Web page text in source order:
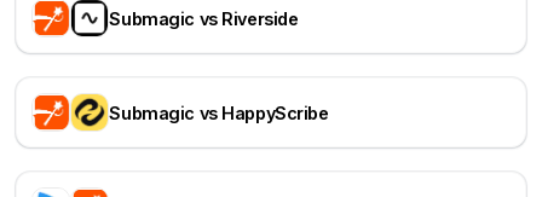
Submagic vs Riverside
Submagic vs HappyScribe